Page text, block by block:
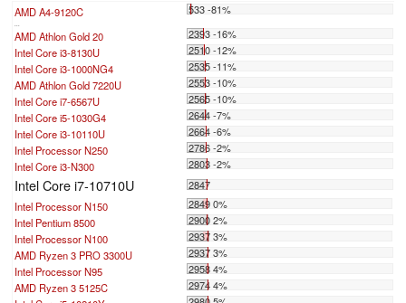
AMD A4-9120C 533 -81%
...
AMD Athlon Gold 20
2393 -16%
Intel Core i3-8130U
2510 -12%
Intel Core i3-1000NG4
2535 -11%
AMD Athlon Gold 7220U
2553 -10%
Intel Core i7-6567U
2565 -10%
Intel Core i5-1030G4
2644 -7%
Intel Core i3-10110U
2664 -6%
Intel Processor N250
2786 -2%
Intel Core i3-N300
2803 -2%
Intel Core i7-10710U
2847
Intel Processor N150
2849 0%
Intel Pentium 8500
2900 2%
Intel Processor N100
2937 3%
AMD Ryzen 3 PRO 3300U
2937 3%
Intel Processor N95
2958 4%
AMD Ryzen 3 5125C
2974 4%